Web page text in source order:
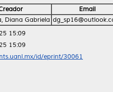
Email
Diana Gabriela
15:09
15:09
id/eprint/30061